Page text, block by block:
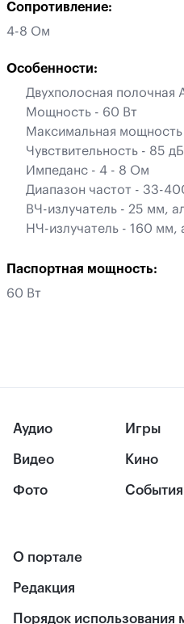
Сопротивление:
4-8 Ом
Особенности:
Двухполосная полочная
Мощность - 60 Вт
Максимальная
Чувствительность - 85 дБ
Импеданс - 4 - 8 Ом
Диапазон частот - 33-
ВЧ-излучатель - 25 мм,
НЧ-излучатель - 160 мм,
Паспортная мощность:
60 Вт
Аудио
Видео
Фото
Игры
Кино
События
О портале
Редакция
Порядок использования